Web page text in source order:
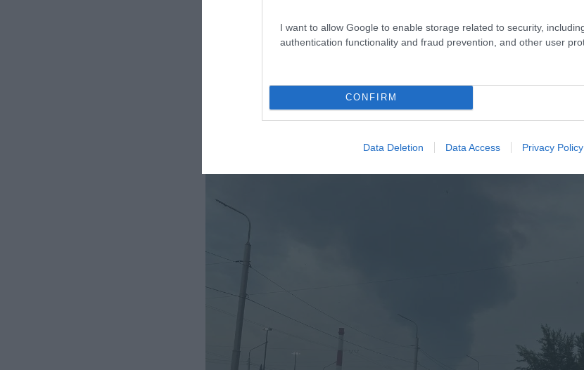
I want to allow Google to enable storage related to security,
authentication functionality and fraud prevention, and other user
CONFIRM
Data Deletion Data Access Privacy Policy